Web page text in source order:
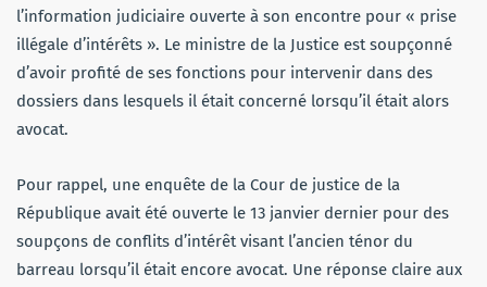
l’information judiciaire ouverte à son encontre pour « prise
illégale d’intérêts ». Le ministre de la Justice est soupçonné
d’avoir profité de ses fonctions pour intervenir dans des
dossiers dans lesquels il était concerné lorsqu’il était alors
avocat.
Pour rappel, une enquête de la Cour de justice de la
République avait été ouverte le 13 janvier dernier pour des
soupçons de conflits d’intérêt visant l’ancien ténor du
barreau lorsqu’il était encore avocat. Une réponse claire aux